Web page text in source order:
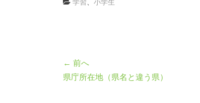
← 前へ
県庁所在地（県名と違う県）